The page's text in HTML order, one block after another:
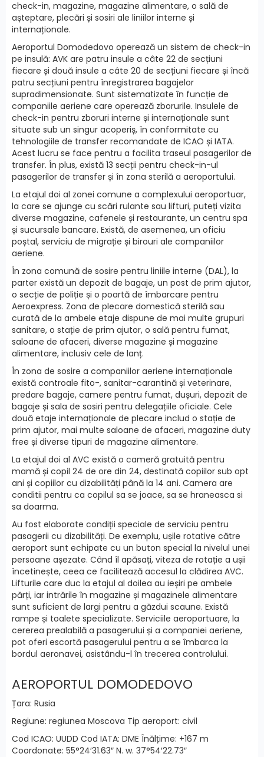
check-in, magazine, magazine alimentare, o sală de
așteptare, plecări și sosiri ale liniilor interne și
internaționale.
Aeroportul Domodedovo operează un sistem de check-in
pe insulă: AVK are patru insule a câte 22 de secțiuni
fiecare și două insule a câte 20 de secțiuni fiecare și încă
patru secțiuni pentru înregistrarea bagajelor
supradimensionate. Sunt sistematizate în funcție de
companiile aeriene care operează zborurile. Insulele de
check-in pentru zboruri interne și internaționale sunt
situate sub un singur acoperiș, în conformitate cu
tehnologiile de transfer recomandate de ICAO și IATA.
Acest lucru se face pentru a facilita traseul pasagerilor de
transfer. În plus, există 13 secții pentru check-in-ul
pasagerilor de transfer și în zona sterilă a aeroportului.
La etajul doi al zonei comune a complexului aeroportuar,
la care se ajunge cu scări rulante sau lifturi, puteți vizita
diverse magazine, cafenele și restaurante, un centru spa
și sucursale bancare. Există, de asemenea, un oficiu
poștal, serviciu de migrație și birouri ale companiilor
aeriene.
În zona comună de sosire pentru liniile interne (DAL), la
parter există un depozit de bagaje, un post de prim ajutor,
o secție de poliție și o poartă de îmbarcare pentru
Aeroexpress. Zona de plecare domestică sterilă sau
curată de la ambele etaje dispune de mai multe grupuri
sanitare, o stație de prim ajutor, o sală pentru fumat,
saloane de afaceri, diverse magazine și magazine
alimentare, inclusiv cele de lanț.
În zona de sosire a companiilor aeriene internaționale
există controale fito-, sanitar-carantină și veterinare,
predare bagaje, camere pentru fumat, dușuri, depozit de
bagaje și sala de sosiri pentru delegațiile oficiale. Cele
două etaje internaționale de plecare includ o stație de
prim ajutor, mai multe saloane de afaceri, magazine duty
free și diverse tipuri de magazine alimentare.
La etajul doi al AVC există o cameră gratuită pentru
mamă și copil 24 de ore din 24, destinată copiilor sub opt
ani și copiilor cu dizabilități până la 14 ani. Camera are
conditii pentru ca copilul sa se joace, sa se hraneasca si
sa doarma.
Au fost elaborate condiții speciale de serviciu pentru
pasagerii cu dizabilități. De exemplu, ușile rotative către
aeroport sunt echipate cu un buton special la nivelul unei
persoane așezate. Când îl apăsați, viteza de rotație a ușii
încetinește, ceea ce facilitează accesul la clădirea AVC.
Lifturile care duc la etajul al doilea au ieșiri pe ambele
părți, iar intrările în magazine și magazinele alimentare
sunt suficient de largi pentru a găzdui scaune. Există
rampe și toalete specializate. Serviciile aeroportuare, la
cererea prealabilă a pasagerului și a companiei aeriene,
pot oferi escortă pasagerului pentru a se îmbarca la
bordul aeronavei, asistându-l în trecerea controlului.
AEROPORTUL DOMODEDOVO
Țara: Rusia
Regiune: regiunea Moscova Tip aeroport: civil
Cod ICAO: UUDD Cod IATA: DME Înălțime: +167 m
Coordonate: 55°24′31.63″ N. w. 37°54′22.73″